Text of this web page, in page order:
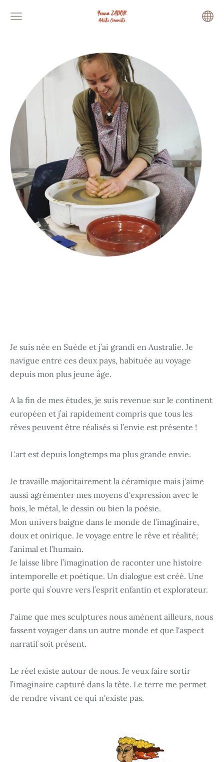
Je suis née en Suède et j’ai grandi en Australie. Je
navigue entre ces deux pays, habituée au voyage
depuis mon plus jeune âge.
A la fin de mes études, je suis revenue sur le continent
européen et j’ai rapidement compris que tous les
rêves peuvent être réalisés si l’envie est présente !
L'art est depuis longtemps ma plus grande envie.
Je travaille majoritairement la céramique mais j'aime
aussi agrémenter mes moyens d'expression avec le
bois, le métal, le dessin ou bien la poésie.
Mon univers baigne dans le monde de l’imaginaire,
doux et onirique. Je voyage entre le rêve et réalité;
l’animal et l’humain.
Je laisse libre l’imagination de raconter une histoire
intemporelle et poétique. Un dialogue est créé. Une
porte qui s’ouvre vers l’esprit enfantin et explorateur.
J'aime que mes sculptures nous amènent ailleurs, nous
fassent voyager dans un autre monde et que l'aspect
narratif soit présent.
Le réel existe autour de nous. Je veux faire sortir
l’imaginaire capturé dans la tête. Le terre me permet
de rendre vivant ce qui n'existe pas.